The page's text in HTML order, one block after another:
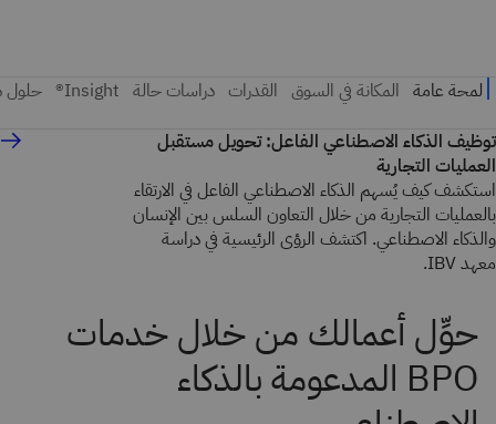
توظيف الذكاء الاصطناعي الفاعل: تحويل مستقبل
العمليات التجارية
استكشف كيف يُسهم الذكاء الاصطناعي الفاعل في الارتقاء
بالعمليات التجارية من خلال التعاون السلس بين الإنسان
والذكاء الاصطناعي. اكتشف الرؤى الرئيسية في دراسة
معهد IBV.